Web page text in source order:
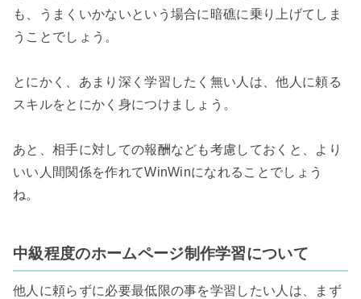
も、うまくいかないという場合に暗礁に乗り上げてしま
うことでしょう。
とにかく、あまり深く学習したく無い人は、他人に頼る
スキルをとにかく身につけましょう。
あと、相手に対しての報酬なども考慮しておくと、より
いい人間関係を作れてWinWinになれることでしょう
ね。
中級程度のホームページ制作学習について
他人に頼らずに必要最低限の事を学習したい人は、まず